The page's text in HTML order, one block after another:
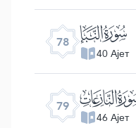
78 ﯻ
40 Ајет
79
46 Ајет